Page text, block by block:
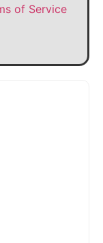
of Service